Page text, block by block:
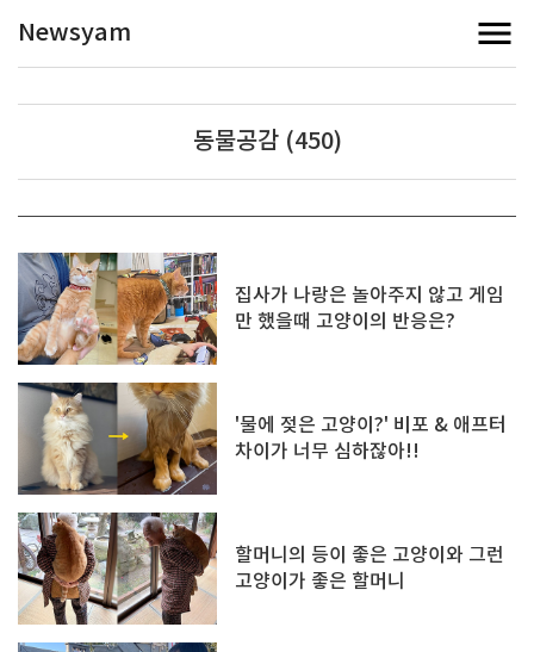
Newsyam
동물공감 (450)
집사가 나랑은 놀아주지 않고 게임
만 했을때 고양이의 반응은?
'물에 젖은 고양이?' 비포 & 애프터
차이가 너무 심하잖아!!
할머니의 등이 좋은 고양이와 그런
고양이가 좋은 할머니